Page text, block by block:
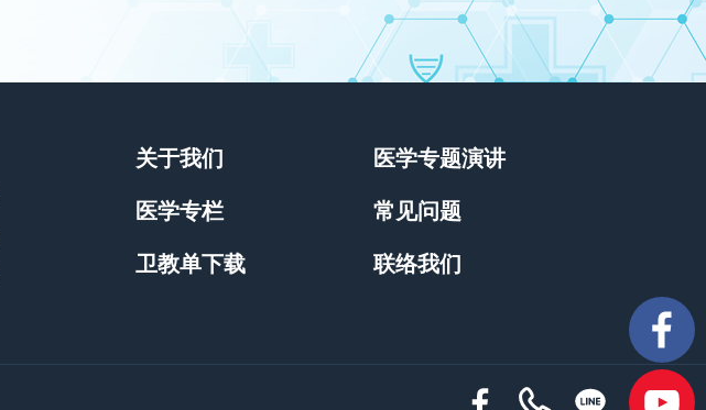
关于我们
医学专题演讲
医学专栏
常见问题
卫教单下载
联络我们